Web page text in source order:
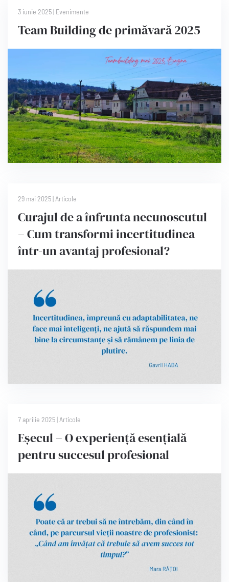
3 iunie 2025| Evenimente
Team Building de primăvară 2025
29 mai 2025|Articole
Curajul de a înfrunta necunoscutul
– Cum transformi incertitudinea
într-un avantaj profesional?
7 aprilie 2025|Articole
Eșecul – O experiență esențială
pentru succesul profesional